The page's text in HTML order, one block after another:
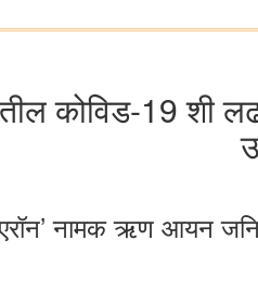
कोविड-19 शी
नामक ऋण आयन